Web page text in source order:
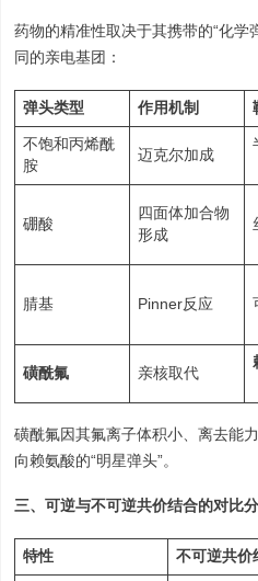
药物的精准性取决于其携带的“化学
同的亲电基团：
弹头类型 作用机制
不饱和丙烯酰
胺
迈克尔加成
硼酸
四面体加合物
形成
腈基 Pinner反应
磺酰氟 亲核取代
磺酰氟因其氟离子体积小、离去能
向赖氨酸的“明星弹头”。
三、可逆与不可逆共价结合的对比
特性 不可逆共价